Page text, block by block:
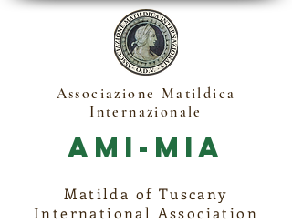
Associazione Matildica
Internazionale
Ami-Mia
Matilda of Tuscany
International Association